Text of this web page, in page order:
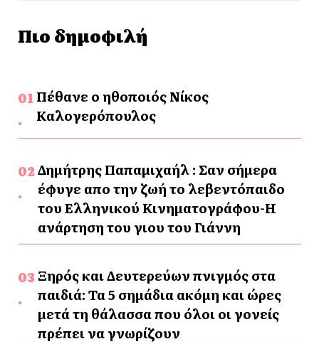
Πιο δημοφιλή
Πέθανε ο ηθοποιός Νίκος
Καλογερόπουλος
Δημήτρης Παπαμιχαήλ : Σαν σήμερα
έφυγε απο την ζωή το λεβεντόπαιδο
του Ελληνικού Κινηματογράφου-Η
ανάρτηση του γιου του Γιάννη
Ξηρός και Δευτερεύων πνιγμός στα
παιδιά: Τα 5 σημάδια ακόμη και ώρες
μετά τη θάλασσα που όλοι οι γονείς
πρέπει να γνωρίζουν